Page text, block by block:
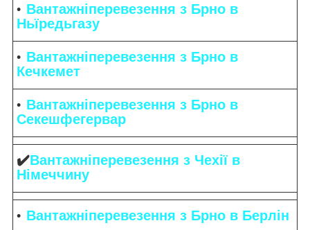
Вантажніперевезення з Брно в
Ньїредьгазу
Вантажніперевезення з Брно в
Кечкемет
Вантажніперевезення з Брно в
Секешфегервар
✔️Вантажніперевезення з Чехії в
Німеччину
Вантажніперевезення з Брно в Берлін